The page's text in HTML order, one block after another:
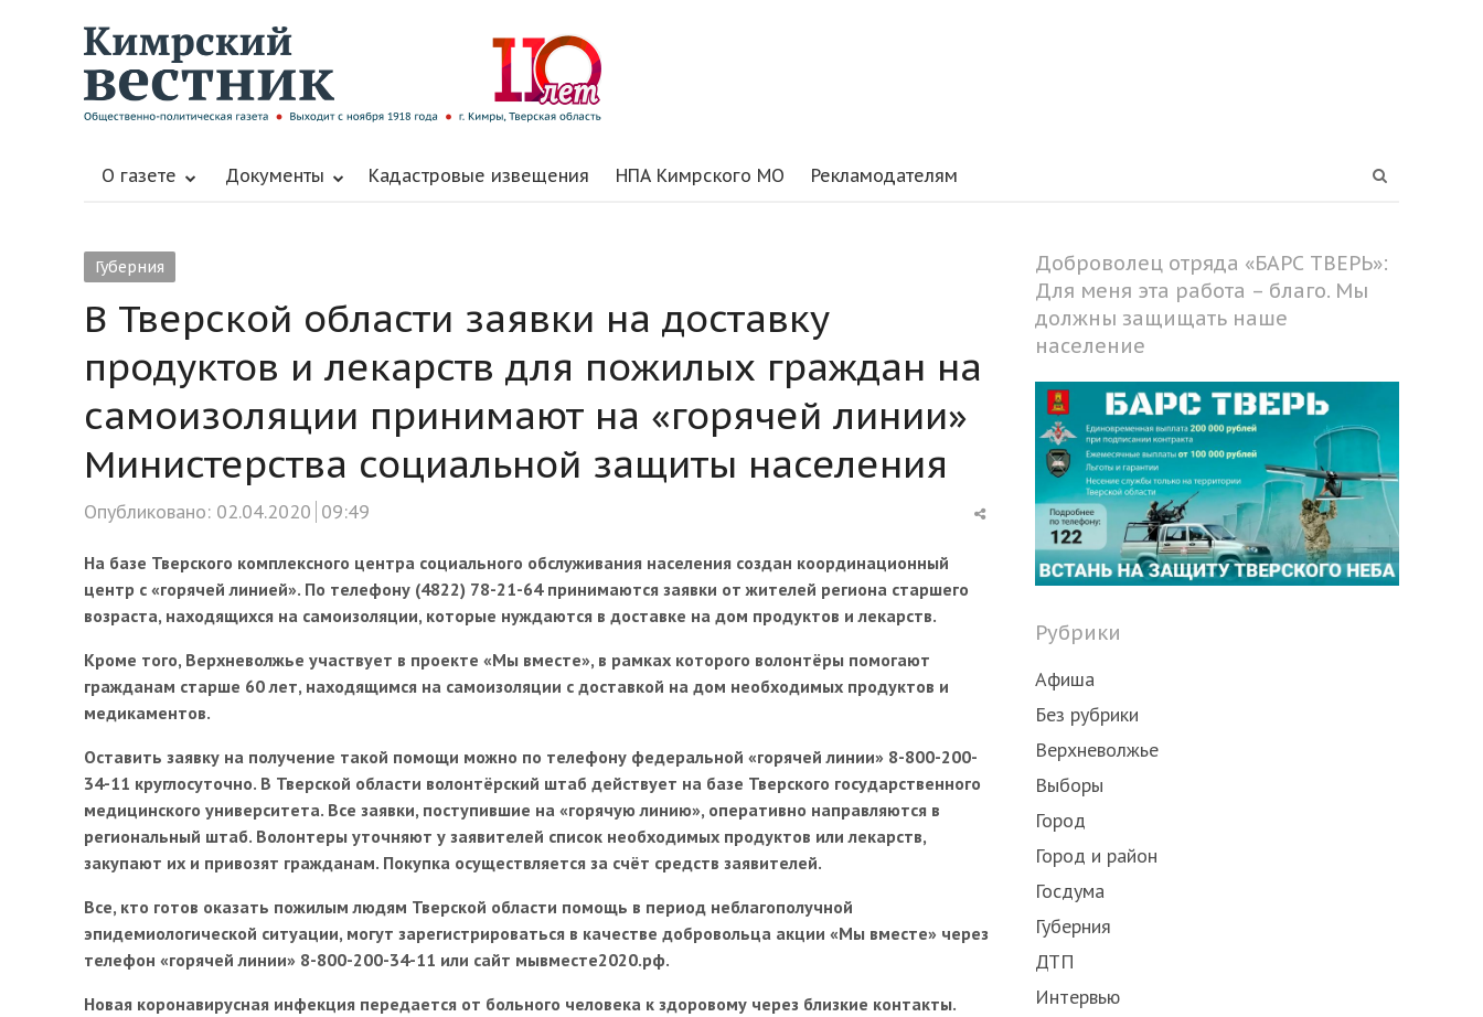
О газете Документы Кадастровые извещения НПА Кимрского МО Рекламодателям
Губерния
В Тверской области заявки на доставку
продуктов и лекарств для пожилых граждан на
самоизоляции принимают на «горячей линии»
Министерства социальной защиты населения
Опубликовано: 02.04.2020 09:49
Share
На базе Тверского комплексного центра социального обслуживания населения создан координационный
центр с «горячей линией». По телефону (4822) 78-21-64 принимаются заявки от жителей региона старшего
возраста, находящихся на самоизоляции, которые нуждаются в доставке на дом продуктов и лекарств.
Кроме того, Верхневолжье участвует в проекте «Мы вместе», в рамках которого волонтёры помогают
гражданам старше 60 лет, находящимся на самоизоляции с доставкой на дом необходимых продуктов и
медикаментов.
Оставить заявку на получение такой помощи можно по телефону федеральной «горячей линии» 8-800-200-
34-11 круглосуточно. В Тверской области волонтёрский штаб действует на базе Тверского государственного
медицинского университета. Все заявки, поступившие на «горячую линию», оперативно направляются в
региональный штаб. Волонтеры уточняют у заявителей список необходимых продуктов или лекарств,
закупают их и привозят гражданам. Покупка осуществляется за счёт средств заявителей.
Все, кто готов оказать пожилым людям Тверской области помощь в период неблагополучной
эпидемиологической ситуации, могут зарегистрироваться в качестве добровольца акции «Мы вместе» через
телефон «горячей линии» 8-800-200-34-11 или сайт мывместе2020.рф.
Новая коронавирусная инфекция передается от больного человека к здоровому через близкие контакты.
Доброволец отряда «БАРС ТВЕРЬ»:
Для меня эта работа – благо. Мы
должны защищать наше
население
Рубрики
Афиша
Без рубрики
Верхневолжье
Выборы
Город
Город и район
Госдума
Губерния
ДТП
Интервью